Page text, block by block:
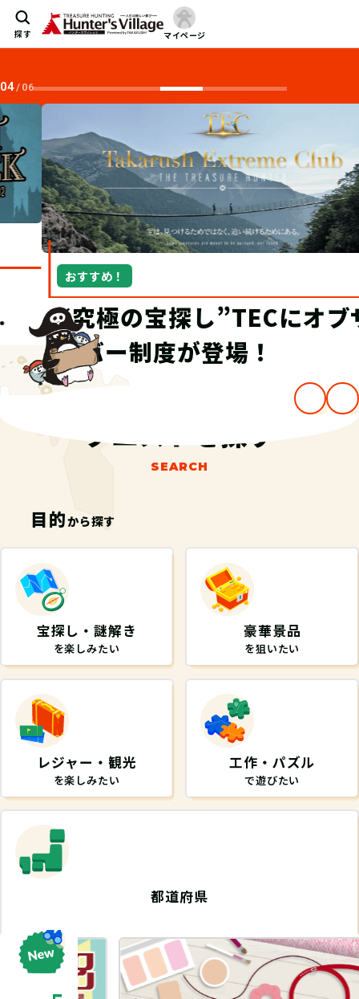
探す マイページ
04/ 06
おすすめ！
“究極の宝探し”TECにオブザ
ーバー制度が登場！
クエストを探す
SEARCH
目的から探す
宝探し・謎解き
を楽しみたい
豪華景品
を狙いたい
レジャー・観光
を楽しみたい
工作・パズル
で遊びたい
都道府県